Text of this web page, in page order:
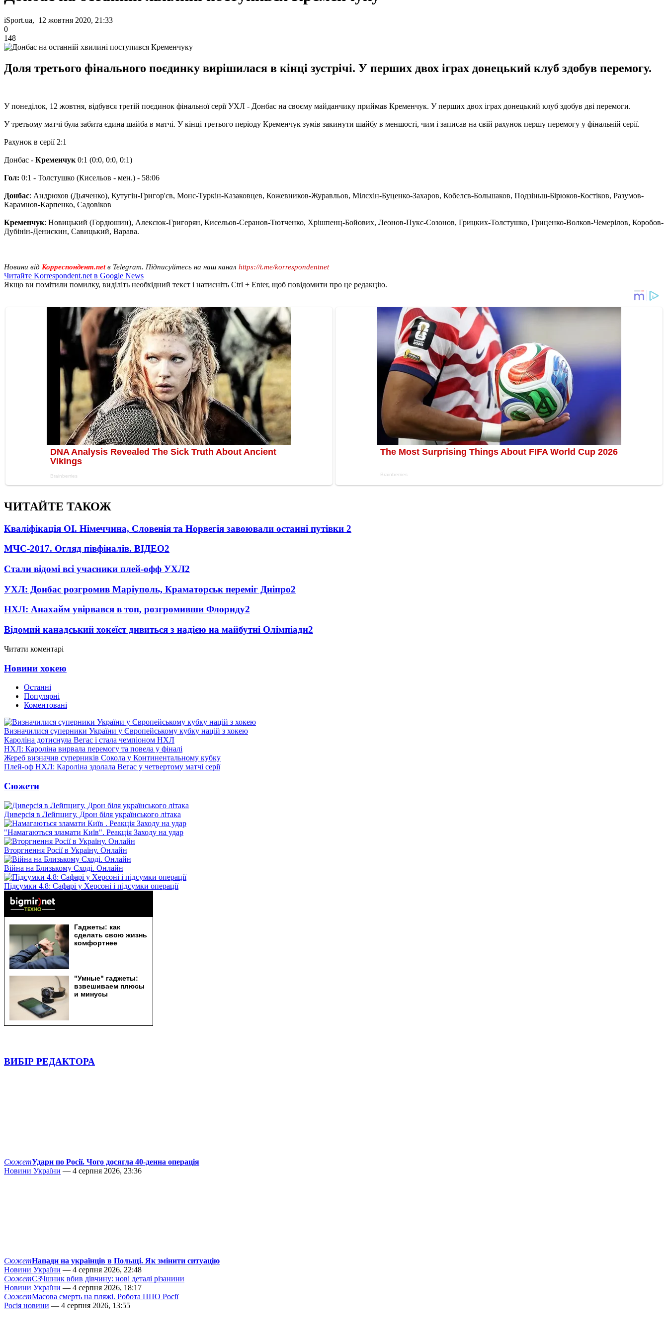
iSport.ua, 12 жовтня 2020, 21:33
0
148
Доля третього фінального поєдинку вирішилася в кінці зустрічі. У перших двох іграх донецький клуб здобув перемогу.
У понеділок, 12 жовтня, відбувся третій поєдинок фінальної серії УХЛ - Донбас на своєму майданчику приймав Кременчук. У перших двох іграх донецький клуб здобув дві перемоги.
У третьому матчі була забита єдина шайба в матчі. У кінці третього періоду Кременчук зумів закинути шайбу в меншості, чим і записав на свій рахунок першу перемогу у фінальній серії.
Рахунок в серії 2:1
Донбас - Кременчук 0:1 (0:0, 0:0, 0:1)
Гол: 0:1 - Толстушко (Кисельов - мен.) - 58:06
Донбас: Андрюхов (Дьяченко), Кутугін-Григор'єв, Монс-Туркін-Казаковцев, Кожевников-Журавльов, Мілєхін-Буценко-Захаров, Кобелєв-Большаков, Подзіньш-Бірюков-Костіков, Разумов-
Карамнов-Карпенко, Садовіков
Кременчук: Новицький (Гордюшин), Алексюк-Григорян, Кисельов-Серанов-Тютченко, Хрішпенц-Бойових, Леонов-Пукс-Созонов, Грицких-Толстушко, Гриценко-Волков-Чемерілов, Коробов-
Дубінін-Денискин, Савицький, Варава.
Новини від Корреспондент.netв Telegram. Підписуйтесь на наш канал https://t.me/korrespondentnet
Читайте Korrespondent.net в Google News
Якщо ви помітили помилку, виділіть необхідний текст і натисніть Ctrl + Enter, щоб повідомити про це редакцію.
ЧИТАЙТЕ ТАКОЖ
Кваліфікація ОІ. Німеччина, Словенія та Норвегія завоювали останні путівки 2
МЧС-2017. Огляд півфіналів. ВІДЕО2
Стали відомі всі учасники плей-офф УХЛ2
УХЛ: Донбас розгромив Маріуполь, Краматорськ переміг Дніпро2
НХЛ: Анахайм увірвався в топ, розгромивши Флориду2
Відомий канадський хокеїст дивиться з надією на майбутні Олімпіади2
Читати коментарі
Новини хокею
Останні
Популярні
Коментовані
Визначилися суперники України у Європейському кубку націй з хокею
Кароліна дотиснула Вегас і стала чемпіоном НХЛ
НХЛ: Кароліна вирвала перемогу та повела у фіналі
Жереб визначив суперників Сокола у Континентальному кубку
Плей-оф НХЛ: Кароліна здолала Вегас у четвертому матчі серії
Сюжети
Диверсія в Лейпцигу. Дрон біля українського літака
"Намагаються зламати Київ". Реакція Заходу на удар
Вторгнення Росії в Україну. Онлайн
Війна на Близькому Сході. Онлайн
Підсумки 4.8: Сафарі у Херсоні і підсумки операції
ВИБІР РЕДАКТОРА
СюжетУдари по Росії. Чого досягла 40-денна операція
Новини України — 4 серпня 2026, 23:36
СюжетНапади на українців в Польщі. Як змінити ситуацію
Новини України — 4 серпня 2026, 22:48
СюжетСЗЧшник вбив дівчину: нові деталі різанини
Новини України — 4 серпня 2026, 18:17
СюжетМасова смерть на пляжі. Робота ППО Росії
Росія новини — 4 серпня 2026, 13:55